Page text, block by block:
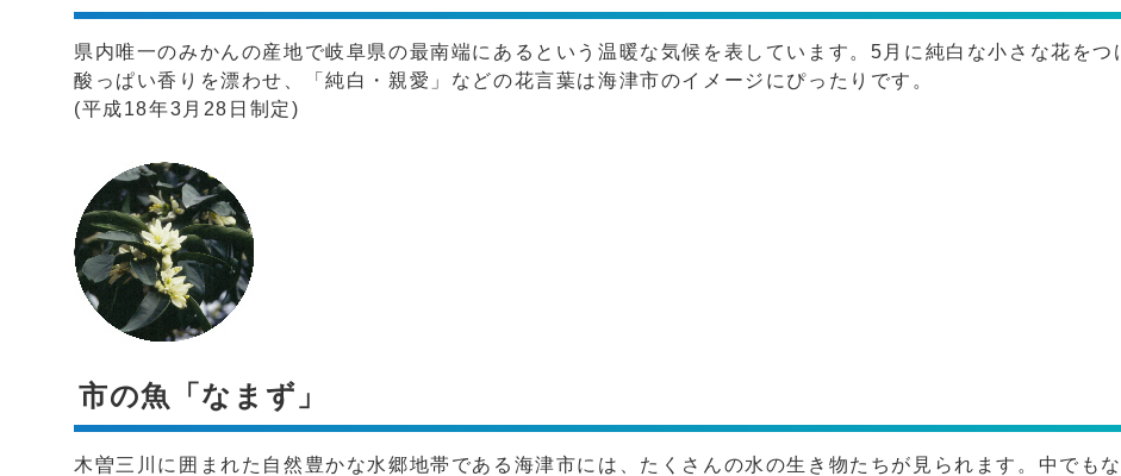
県内唯一のみかんの産地で岐阜県の最南端にあるという温暖な気候を表しています。5月に純白な小さな花をつ
酸っぱい香りを漂わせ、「純白・親愛」などの花言葉は海津市のイメージにぴったりです。
(平成18年3月28日制定)
市の魚「なまず」
木曽三川に囲まれた自然豊かな水郷地帯である海津市には、たくさんの水の生き物たちが見られます。中でも